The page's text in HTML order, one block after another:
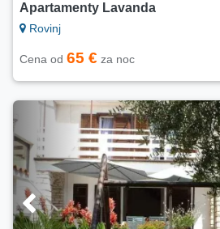
Apartamenty Lavanda
Rovinj
Cena od 65 € za noc